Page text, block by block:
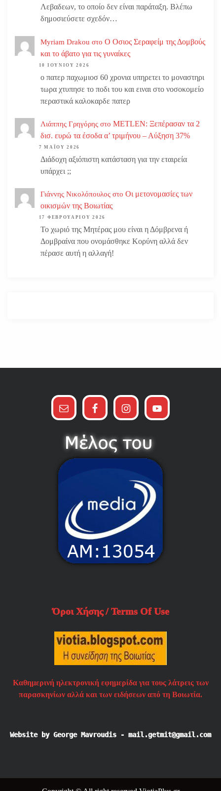
Λεβαδεων, το οποίο δεν είναι παράταξη. Βλέπω
δημοσιεύσετε σχεδόν…
Myriam Drakou στο Ο Οσιος Σεραφείμ της Δομβούς
και το άβατο για τις γυναίκες
10 ΙΟΥΝΊΟΥ 2026
ο πατερ παχωμιοσ 60 χρονια υπηρετει το μοναστηρι
τωρα χτυπησε το ποδι του και ειναι στο νοσοκομείο
περαστικά καλοκαρδε πατερ
Λιάππης Γρηγόρης στο METLEN: Ξεπέρασαν τα 2
δισ. ευρώ τα έσοδα α’ τριμήνου – Αύξηση 37%
7 ΜΑΪ́ΟΥ 2026
Διάδοχη αξιόπιστη κατάσταση για την εταιρεία
υπάρχει ;;
Γιάννης Νικολόπουλος στο Οι μετονομασίες των
οικισμών της Βοιωτίας
17 ΦΕΒΡΟΥΑΡΊΟΥ 2026
Το χωριό της Μητέρας μου είναι η Δόμβρενα ή
Δομβραίνα που ονομάσθηκε Κορύνη αλλά δεν
πέρασε αυτή η αλλαγή!
Όροι Χήσης / Terms Of Use
Καθημερινή ηλεκτρονική εφημερίδα για τους λάτρεις των
παρασκηνίων αλλά και των ειδήσεων από τη Βοιωτία.
Website by George Mavroudis - mail.getmit@gmail.com